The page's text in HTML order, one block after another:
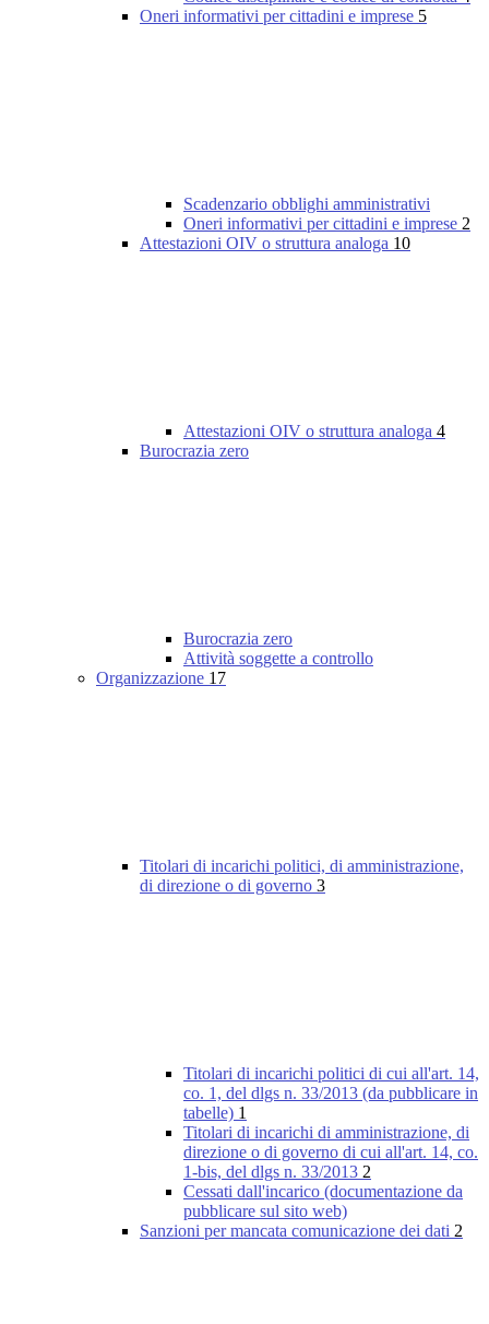
Oneri informativi per cittadini e imprese 5
Scadenzario obblighi amministrativi
Oneri informativi per cittadini e imprese 2
Attestazioni OIV o struttura analoga 10
Attestazioni OIV o struttura analoga 4
Burocrazia zero
Burocrazia zero
Attività soggette a controllo
Organizzazione 17
Titolari di incarichi politici, di amministrazione,
di direzione o di governo 3
Titolari di incarichi politici di cui all'art. 14,
co. 1, del dlgs n. 33/2013 (da pubblicare in
tabelle) 1
Titolari di incarichi di amministrazione, di
direzione o di governo di cui all'art. 14, co.
1-bis, del dlgs n. 33/2013 2
Cessati dall'incarico (documentazione da
pubblicare sul sito web)
Sanzioni per mancata comunicazione dei dati 2